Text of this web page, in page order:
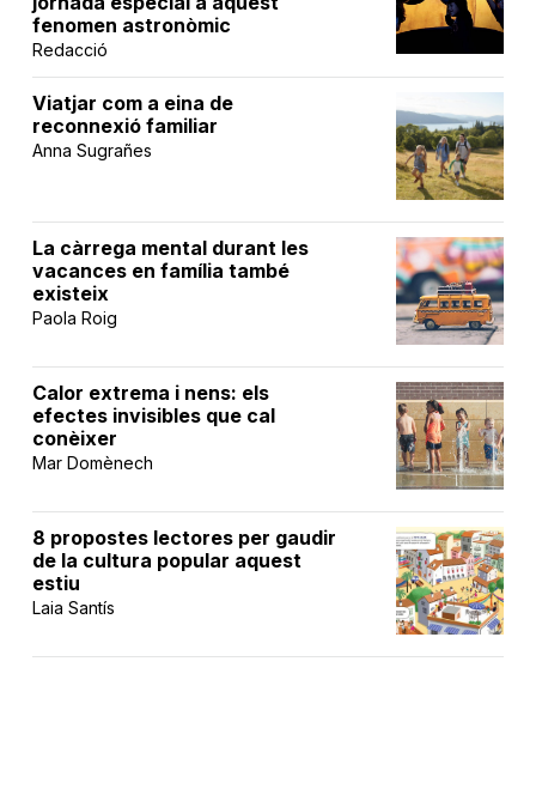
fenomen astronòmic
Redacció
Viatjar com a eina de
reconnexió familiar
Anna Sugrañes
La càrrega mental durant les
vacances en família també
existeix
Paola Roig
Calor extrema i nens: els
efectes invisibles que cal
conèixer
Mar Domènech
8 propostes lectores per gaudir
de la cultura popular aquest
estiu
Laia Santís